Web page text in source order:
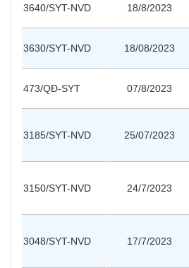
3640/SYT-NVD 18/8/2023
3630/SYT-NVD 18/08/2023
473/QĐ-SYT 07/8/2023
3185/SYT-NVD 25/07/2023
3150/SYT-NVD 24/7/2023
3048/SYT-NVD 17/7/2023